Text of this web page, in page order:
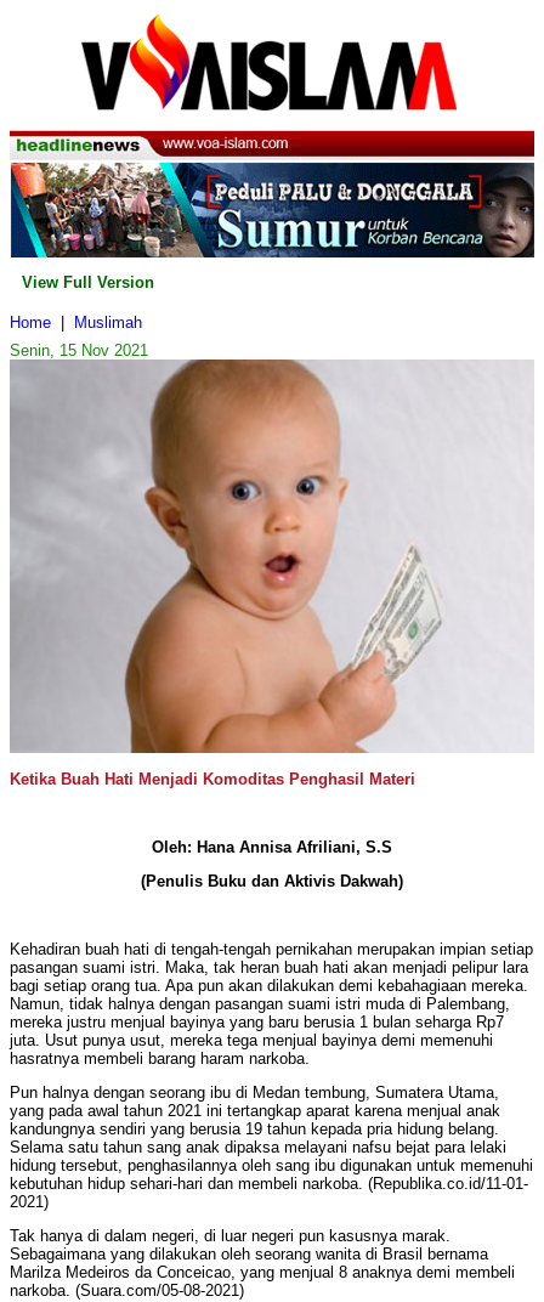
View Full Version
Home
Muslimah
Senin, 15 Nov 2021
Ketika Buah Hati Menjadi Komoditas Penghasil Materi
Oleh: Hana Annisa Afriliani, S.S
(Penulis Buku dan Aktivis Dakwah)
Kehadiran buah hati di tengah-tengah pernikahan merupakan impian setiap
pasangan suami istri. Maka, tak heran buah hati akan menjadi pelipur lara
bagi setiap orang tua. Apa pun akan dilakukan demi kebahagiaan mereka.
Namun, tidak halnya dengan pasangan suami istri muda di Palembang,
mereka justru menjual bayinya yang baru berusia 1 bulan seharga Rp7
juta. Usut punya usut, mereka tega menjual bayinya demi memenuhi
hasratnya membeli barang haram narkoba.
Pun halnya dengan seorang ibu di Medan tembung, Sumatera Utama,
yang pada awal tahun 2021 ini tertangkap aparat karena menjual anak
kandungnya sendiri yang berusia 19 tahun kepada pria hidung belang.
Selama satu tahun sang anak dipaksa melayani nafsu bejat para lelaki
hidung tersebut, penghasilannya oleh sang ibu digunakan untuk memenuhi
kebutuhan hidup sehari-hari dan membeli narkoba. (Republika.co.id/11-01-
2021)
Tak hanya di dalam negeri, di luar negeri pun kasusnya marak.
Sebagaimana yang dilakukan oleh seorang wanita di Brasil bernama
Marilza Medeiros da Conceicao, yang menjual 8 anaknya demi membeli
narkoba. (Suara.com/05-08-2021)